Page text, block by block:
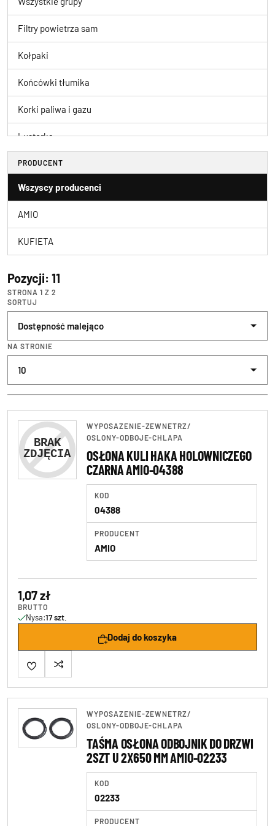
Pozycji: 11
STRONA 1 Z 2
SORTUJ
NA STRONIE
WYPOSAZENIE-ZEWNETRZ/
OSLONY-ODBOJE-CHLAPA
OSŁONA KULI HAKA HOLOWNICZEGO
CZARNA AMIO-04388
KOD
04388
PRODUCENT
AMIO
1,07 zł
BRUTTO
Nysa:17 szt.
Dodaj do koszyka
WYPOSAZENIE-ZEWNETRZ/
OSLONY-ODBOJE-CHLAPA
TAŚMA OSŁONA ODBOJNIK DO DRZWI
2SZT U 2X650 MM AMIO-02233
KOD
02233
PRODUCENT
Filtry powietrza sam
Kołpaki
Końcówki tłumika
Korki paliwa i gazu
Lusterka
Nasadki na śruby
Osłony odboje chlapa
Plandeki i pokrowce
Pokrowce na motocykl
Ramki tablicy rejest
PRODUCENT
Wszyscy producenci
AMIO
KUFIETA